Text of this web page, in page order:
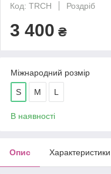
Код: TRCH
Роздріб
3 400 ₴
Міжнародний розмір
S M L
В наявності
Опис Характеристики